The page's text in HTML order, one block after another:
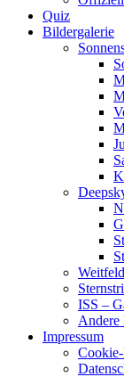
Quiz
Bildergalerie
ISS –
Andere
Impressum